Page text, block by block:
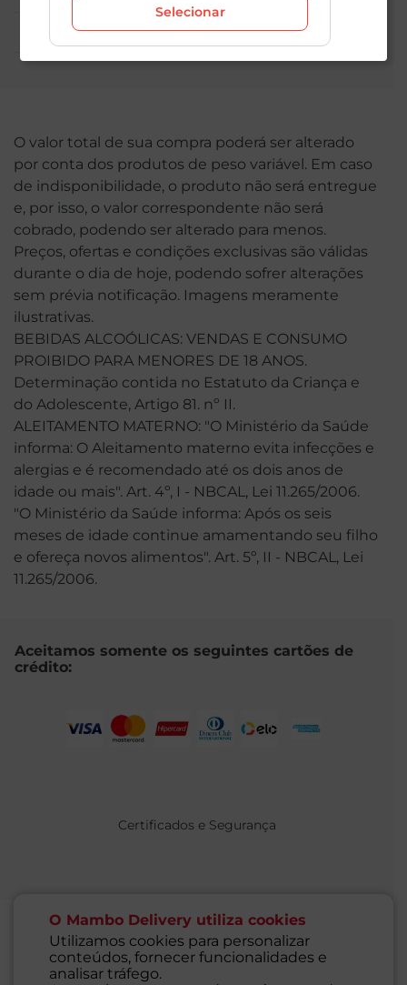
O Mambo Delivery utiliza cookies
Utilizamos cookies para personalizar
conteúdos, fornecer funcionalidades e
analisar tráfego.
Nossas Redes
O valor total de sua compra poderá ser alterado
por conta dos produtos de peso variável. Em caso
de indisponibilidade, o produto não será entregue
e, por isso, o valor correspondente não será
cobrado, podendo ser alterado para menos.
Preços, ofertas e condições exclusivas são válidas
durante o dia de hoje, podendo sofrer alterações
sem prévia notificação. Imagens meramente
ilustrativas.
BEBIDAS ALCOÓLICAS: VENDAS E CONSUMO
PROIBIDO PARA MENORES DE 18 ANOS.
Determinação contida no Estatuto da Criança e
do Adolescente, Artigo 81. nº II.
ALEITAMENTO MATERNO: "O Ministério da Saúde
informa: O Aleitamento materno evita infecções e
alergias e é recomendado até os dois anos de
idade ou mais". Art. 4º, I - NBCAL, Lei 11.265/2006.
"O Ministério da Saúde informa: Após os seis
meses de idade continue amamentando seu filho
e ofereça novos alimentos". Art. 5º, II - NBCAL, Lei
11.265/2006.
Aceitamos somente os seguintes cartões de
crédito:
Certificados e Segurança
@ 2021 MAMBO - TODOS OS DIREITOS RESERVADOS
Selecionar